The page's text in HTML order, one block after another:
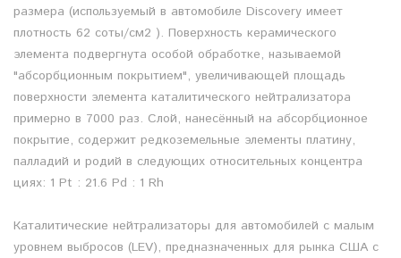
размера (используемый в автомобиле Discovery имеет
плотность 62 соты/см2 ). Поверхность керамического
элемента подвергнута особой обработке, называемой
"абсорбционным покрытием", увеличивающей площадь
поверхности элемента каталитического нейтрализатора
примерно в 7000 раз. Слой, нанесённый на абсорбционное
покрытие, содержит редкоземельные элементы платину,
палладий и родий в следующих относительных концентра
циях: 1 Pt : 21.6 Pd : 1 Rh
Каталитические нейтрализаторы для автомобилей с малым
уровнем выбросов (LEV), предназначенных для рынка США с